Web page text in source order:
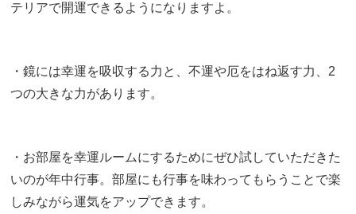
テリアで開運できるようになりますよ。
・鏡には幸運を吸収する力と、不運や厄をはね返す力、2
つの大きな力があります。
・お部屋を幸運ルームにするためにぜひ試していただきた
いのが年中行事。部屋にも行事を味わってもらうことで楽
しみながら運気をアップできます。